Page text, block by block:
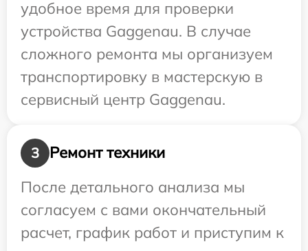
удобное время для проверки
устройства Gaggenau. В случае
сложного ремонта мы организуем
транспортировку в мастерскую в
сервисный центр Gaggenau.
3
Ремонт техники
После детального анализа мы
согласуем с вами окончательный
расчет, график работ и приступим к